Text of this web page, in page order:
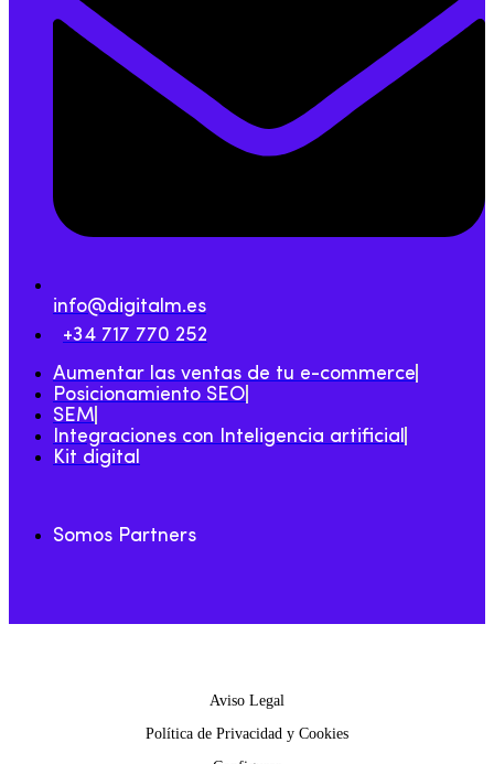
info@digitalm.es
+34 717 770 252
Aumentar las ventas de tu e-commerce
Posicionamiento SEO
SEM
Integraciones con Inteligencia artificial
Kit digital
Somos Partners
Aviso Legal
Política de Privacidad y Cookies